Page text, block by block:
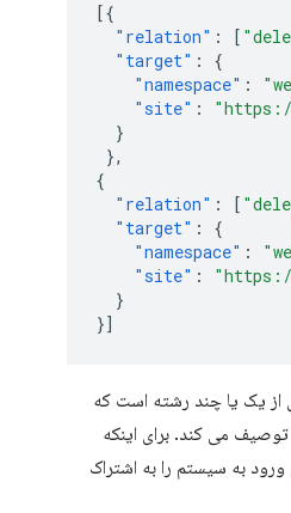
[{
"relation" : [
"target" :
{
"namespace" :
"site" :
"https://
}
},
{
"relation" : [
"target" :
{
"namespace" :
"site" :
"https://
}
}]
از یک یا چند رشته است که
می کند. برای اینکه
به سیستم را به اشتراک